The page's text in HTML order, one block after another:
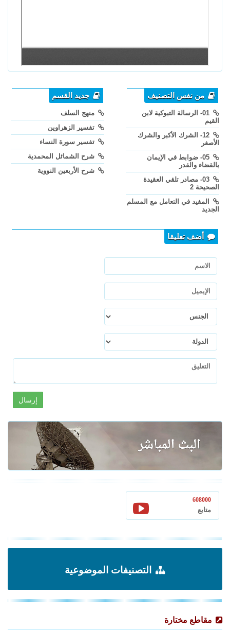
من نفس التصنيف
01- الرسالة التبوكية لابن
القيم
12- الشرك الأكبر والشرك
الأصغر
05- ضوابط في الإيمان
بالقضاء والقدر
03- مصادر تلقي العقيدة
الصحيحة 2
المفيد في التعامل مع المسلم
الجديد
جديد القسم
منهج السلف
تفسير الزهراوين
تفسير سورة النساء
شرح الشمائل المحمدية
شرح الأربعين النووية
أضف تعليقا
إرسال
608000
متابع
التصنيفات الموضوعية
مقاطع مختارة